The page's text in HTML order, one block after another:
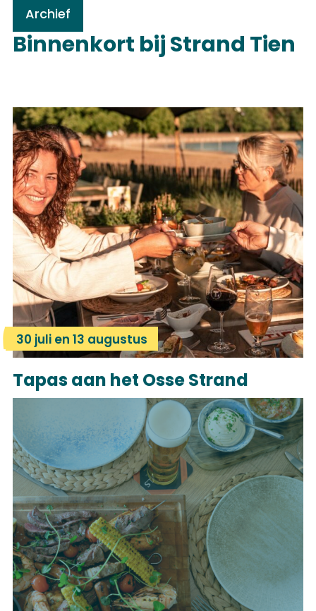
Binnenkort bij Strand Tien
Archief
30 juli en 13 augustus
Tapas aan het Osse Strand